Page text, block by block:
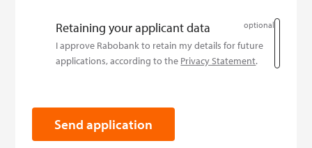
Retaining your applicant data optional
I approve Rabobank to retain my details for future
applications, according to the Privacy Statement.
Send application